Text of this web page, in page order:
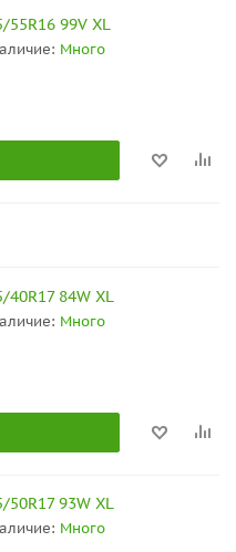
99V XL
Много
84W XL
Много
93W XL
Много